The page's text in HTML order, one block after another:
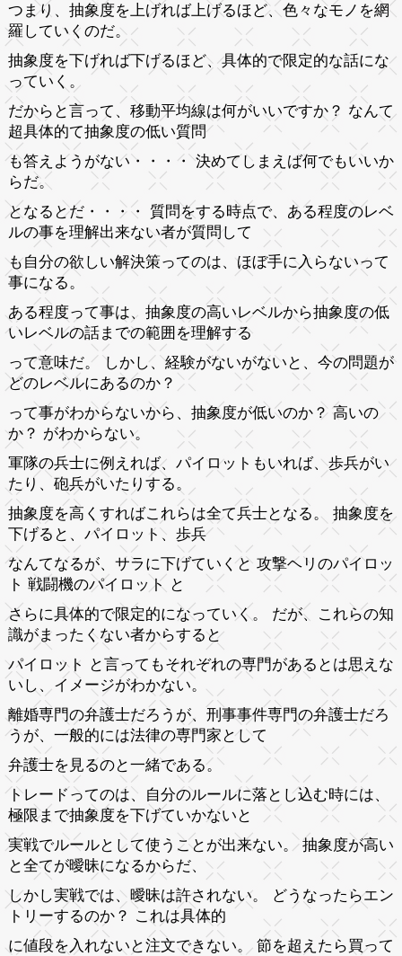
つまり、抽象度を上げれば上げるほど、色々なモノを網
羅していくのだ。
抽象度を下げれば下げるほど、具体的で限定的な話にな
っていく。
だからと言って、移動平均線は何がいいですか？ なんて
超具体的て抽象度の低い質問
も答えようがない・・・・ 決めてしまえば何でもいいか
らだ。
となるとだ・・・・ 質問をする時点で、ある程度のレベ
ルの事を理解出来ない者が質問して
も自分の欲しい解決策ってのは、ほぼ手に入らないって
事になる。
ある程度って事は、抽象度の高いレベルから抽象度の低
いレベルの話までの範囲を理解する
って意味だ。 しかし、経験がないがないと、今の問題が
どのレベルにあるのか？
って事がわからないから、抽象度が低いのか？ 高いの
か？ がわからない。
軍隊の兵士に例えれば、パイロットもいれば、歩兵がい
たり、砲兵がいたりする。
抽象度を高くすればこれらは全て兵士となる。 抽象度を
下げると、パイロット、歩兵
なんてなるが、サラに下げていくと 攻撃ヘリのパイロッ
ト 戦闘機のパイロット と
さらに具体的で限定的になっていく。 だが、これらの知
識がまったくない者からすると
パイロット と言ってもそれぞれの専門があるとは思えな
いし、イメージがわかない。
離婚専門の弁護士だろうが、刑事事件専門の弁護士だろ
うが、一般的には法律の専門家として
弁護士を見るのと一緒である。
トレードってのは、自分のルールに落とし込む時には、
極限まで抽象度を下げていかないと
実戦でルールとして使うことが出来ない。 抽象度が高い
と全てが曖昧になるからだ、
しかし実戦では、曖昧は許されない。 どうなったらエン
トリーするのか？ これは具体的
に値段を入れないと注文できない。 節を超えたら買って